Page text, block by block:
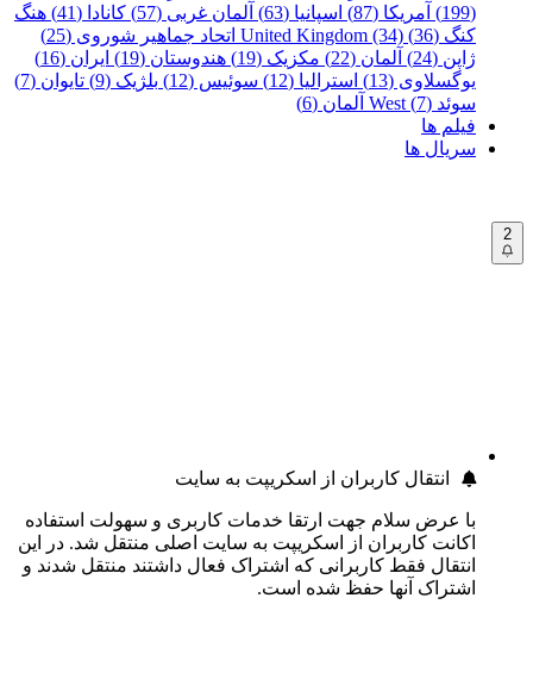
(199)
آمریکا (87) اسپانیا (63) آلمان غربی (57) کانادا (41)
هنگ
کنگ (36)
United Kingdom (34) اتحاد جماهیر شوروی (25)
ژاپن (24)
آلمان (22) مکزیک (19) هندوستان (19)
ایران (16)
یوگسلاوی (13)
استرالیا (12) سوئیس (12) بلژیک (9)
تایوان (7)
سوئد (7)
West آلمان (6)
فیلم ها
سریال ها
2
انتقال کاربران از اسکریپت به سایت
با عرض سلام جهت ارتقا خدمات کاربری و سهولت استفاده
اکانت کاربران از اسکریپت به سایت اصلی منتقل شد. در این
انتقال فقط کاربرانی که اشتراک فعال داشتند منتقل شدند و
اشتراک آنها حفظ شده است.